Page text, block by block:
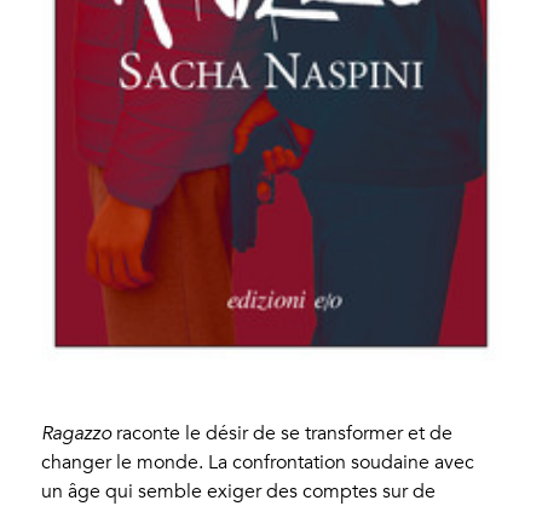
Ragazzoraconte le désir de se transformer et de
changer le monde. La confrontation soudaine avec
un âge qui semble exiger des comptes sur de